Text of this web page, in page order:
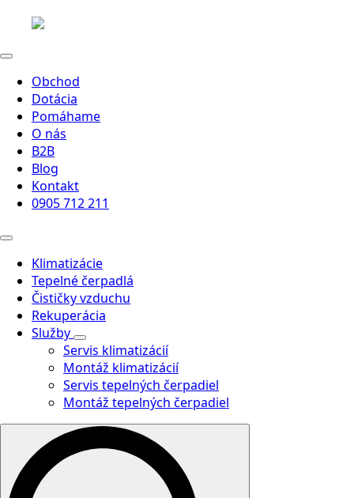
Obchod
Dotácia
Pomáhame
O nás
B2B
Blog
Kontakt
0905 712 211
Klimatizácie
Tepelné čerpadlá
Čističky vzduchu
Rekuperácia
Služby
Servis klimatizácií
Montáž klimatizácií
Servis tepelných čerpadiel
Montáž tepelných čerpadiel